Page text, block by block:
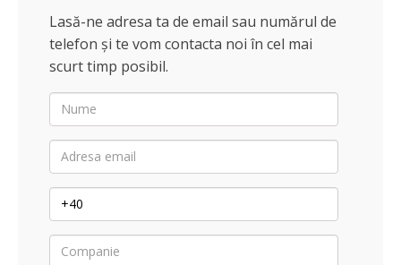
Purificatoare apa
Lasă-ne adresa ta de email sau numărul de
telefon și te vom contacta noi în cel mai
scurt timp posibil.
Nume
Adresa
email
Telefon
Companie